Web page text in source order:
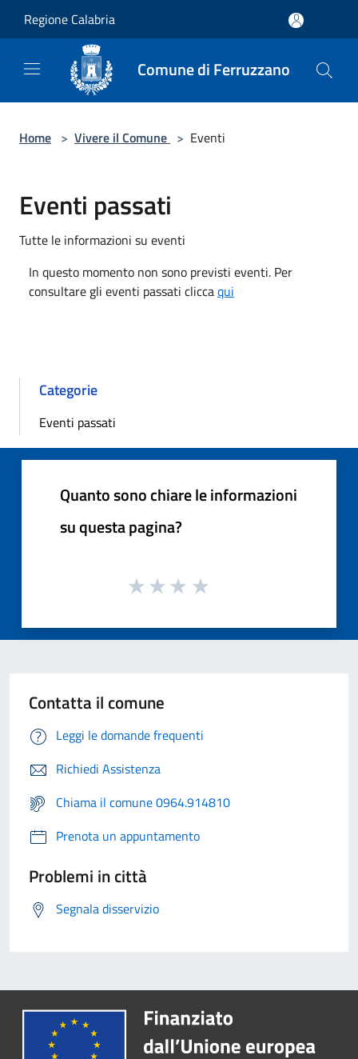
Regione Calabria
Comune di Ferruzzano
Home > Vivere il Comune > Eventi
Eventi passati
Tutte le informazioni su eventi
In questo momento non sono previsti eventi. Per
consultare gli eventi passati cliccaqui
Categorie
Eventi passati
Quanto sono chiare le informazioni
su questa pagina?
Contatta il comune
Leggi le domande frequenti
Richiedi Assistenza
Chiama il comune 0964.914810
Prenota un appuntamento
Problemi in città
Segnala disservizio